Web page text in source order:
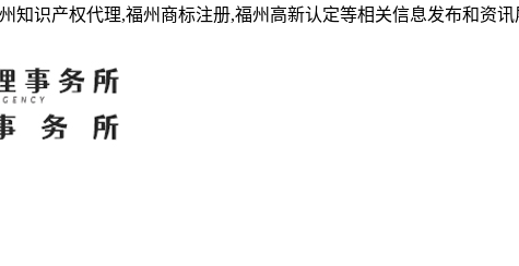
知识产权代理,福州商标注册,福州高新认定等相关信息发布和资讯